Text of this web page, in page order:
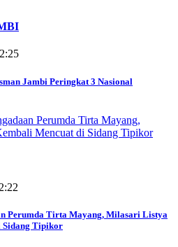
Jambi Peringkat 3 Nasional
Perumda Tirta Mayang, Milasari Listya
Sidang Tipikor